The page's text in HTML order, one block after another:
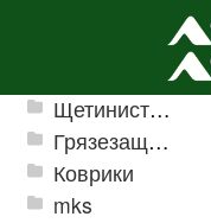
Ячеистые грязезащитные покрытия
Щетинистые покрытия
Грязезащитные, влаговпитывающие покрытия
Коврики
mks